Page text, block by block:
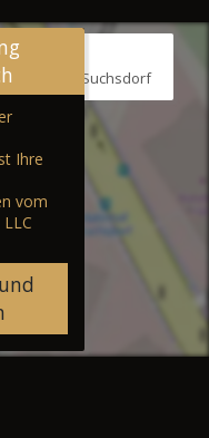
24107 Kiel-Suchsdorf
Ihre
vom